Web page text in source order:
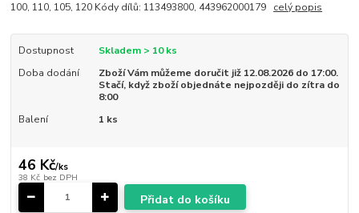
100, 110, 105, 120 Kódy dílů: 113493800, 443962000179 celý popis
Dostupnost
Skladem > 10 ks
Doba dodání
Zboží Vám můžeme doručit již 12.08.2026 do 17:00.
Stačí, když zboží objednáte nejpozději do zítra do
8:00
Balení
1 ks
46 Kč/ks
38 Kč bez DPH
Přidat do košíku